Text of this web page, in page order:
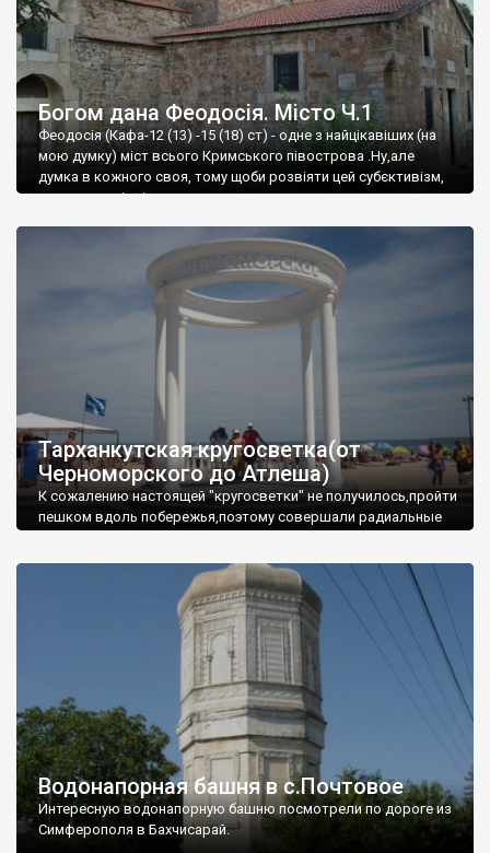
Богом дана Феодосія. Місто Ч.1
Феодосія (Кафа-12 (13) -15 (18) ст) - одне з найцікавіших (на
мою думку) міст всього Кримського півострова .Ну,але
думка в кожного своя, тому щоби розвіяти цей субєктивізм,
запрошую відвідати це
Тарханкутская кругосветка(от
Черноморского до Атлеша)
К сожалению настоящей "кругосветки" не получилось,пройти
пешком вдоль побережья,поэтому совершали радиальные
Водонапорная башня в с.Почтовое
Интересную водонапорную башню посмотрели по дороге из
Симферополя в Бахчисарай.